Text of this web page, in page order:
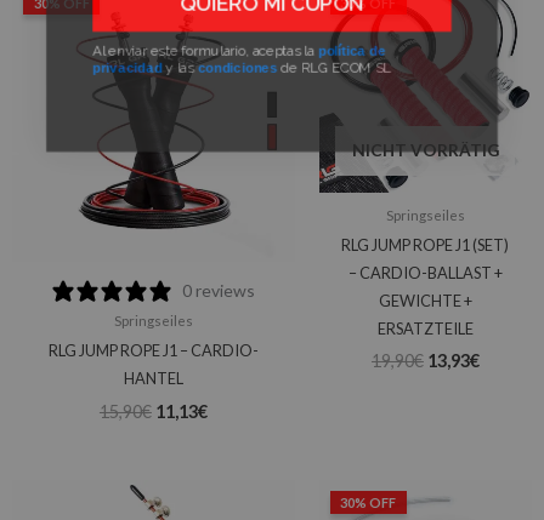
0 reviews
Springseiles
RLG JUMP ROPE J1 – CARDIO-
HANTEL
15,90€
Preis
war:
15,90€
11,13€
Preis
ist:
11,13€.
NICHT VORRÄTIG
Springseiles
RLG JUMP ROPE J1 (SET)
– CARDIO-BALLAST +
GEWICHTE +
ERSATZTEILE
19,90€
Preis
war:
19,90€
13,93€
Preis
ist:
13,93€.
30% OFF
Al enviar este formulario, aceptas la
política de
privacidady lascondicionesde RLG ECOM SL